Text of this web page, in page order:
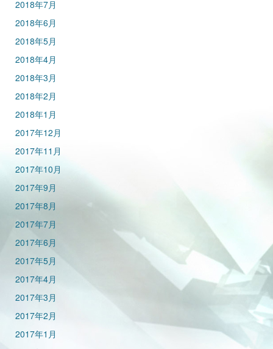
2018年7月
2018年6月
2018年5月
2018年4月
2018年3月
2018年2月
2018年1月
2017年12月
2017年11月
2017年10月
2017年9月
2017年8月
2017年7月
2017年6月
2017年5月
2017年4月
2017年3月
2017年2月
2017年1月